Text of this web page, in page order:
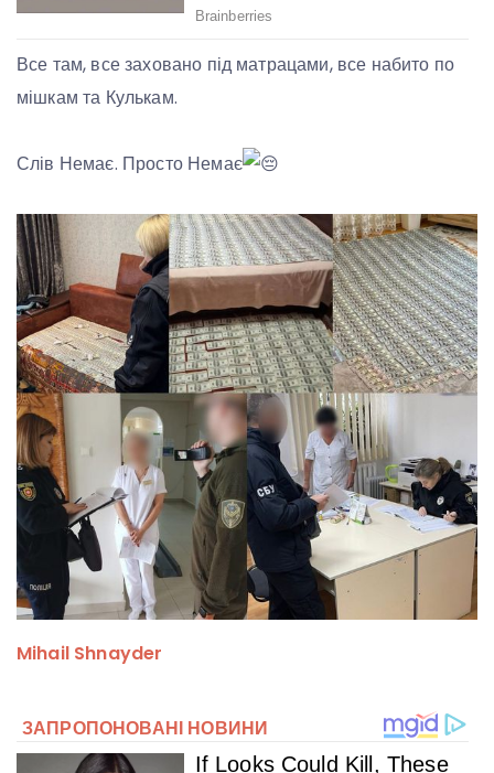
Все там, все заховано під матрацами, все набито по
мішкам та Кулькам.
Слів Немає. Просто Немає
Mihail Shnayder